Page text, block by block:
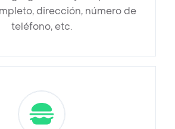
dirección, número de
teléfono, etc.